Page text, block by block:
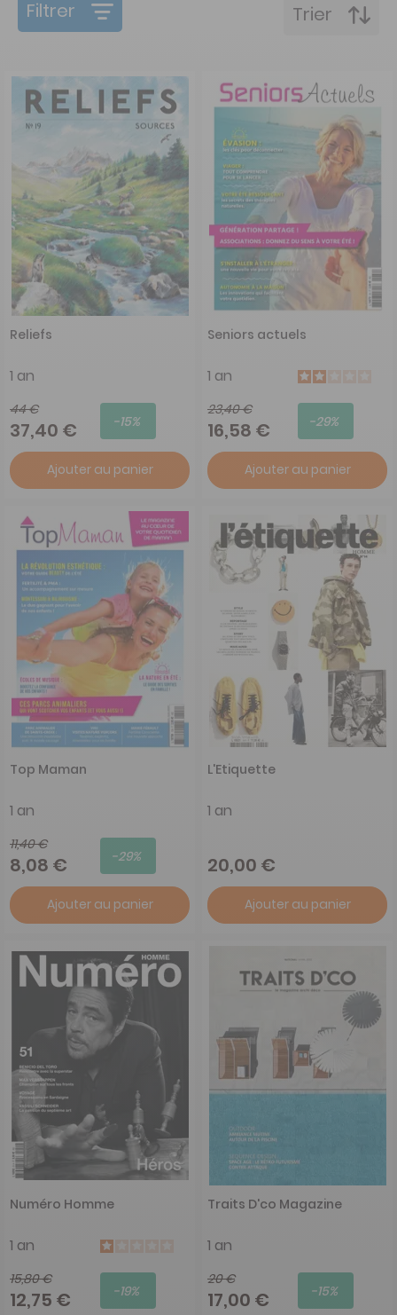
Filtrer Trier
Reliefs
1 an
44 €
37,40 € -15%
Ajouter au panier
Seniors actuels
1 an
23,40 €
16,58 € -29%
Ajouter au panier
Top Maman
1 an
11,40 €
8,08 € -29%
Ajouter au panier
L'Etiquette
1 an
20,00 €
Ajouter au panier
Numéro Homme
1 an
15,80 €
12,75 € -19%
Traits D'co Magazine
1 an
20 €
17,00 € -15%